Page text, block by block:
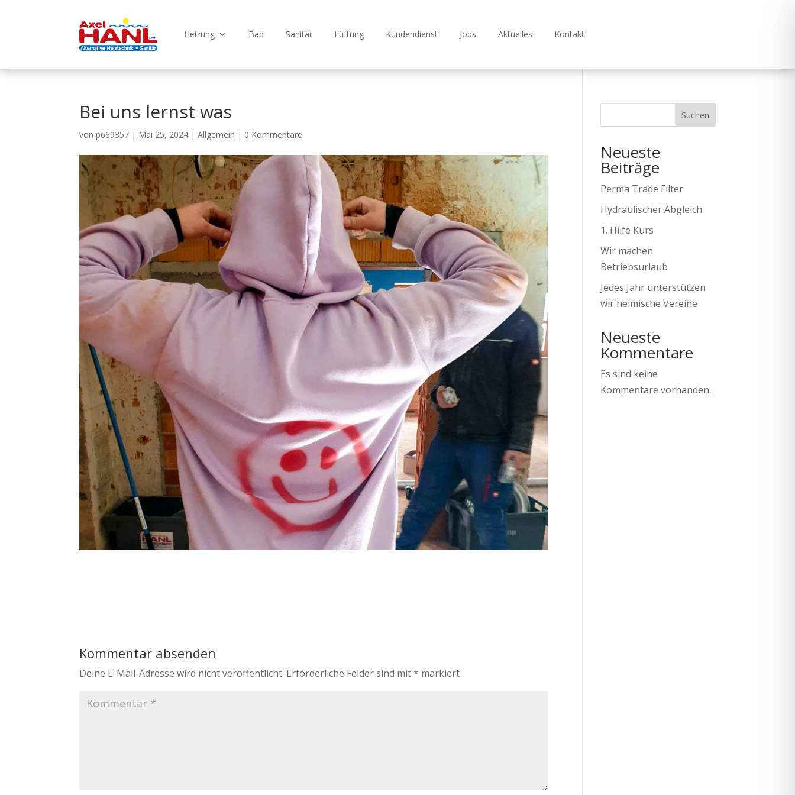
Heizung Bad Sanitär Lüftung Kundendienst Jobs Aktuelles Kontakt
Bei uns lernst was
vonp669357 | Mai 25, 2024 |Allgemein | 0 Kommentare
Kommentar absenden
Deine E-Mail-Adresse wird nicht veröffentlicht. Erforderliche Felder sind mit* markiert
Suchen
Neueste
Beiträge
Perma Trade Filter
Hydraulischer Abgleich
1. Hilfe Kurs
Wir machen
Betriebsurlaub
Jedes Jahr unterstützen
wir heimische Vereine
Neueste
Kommentare
Es sind keine
Kommentare vorhanden.